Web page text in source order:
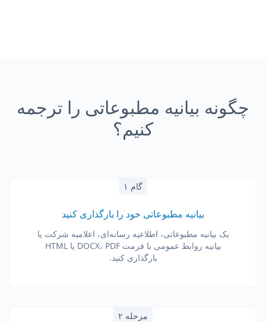
چگونه بیانیه مطبوعاتی را ترجمه
کنیم؟
گام ۱
بیانیه مطبوعاتی خود را بارگذاری کنید
یک بیانیه مطبوعاتی، اطلاعیه رسانه‌ای، اعلامیه شرکت یا
بیانیه روابط عمومی با فرمت DOCX، PDF یا HTML
بارگذاری کنید.
مرحله ۲